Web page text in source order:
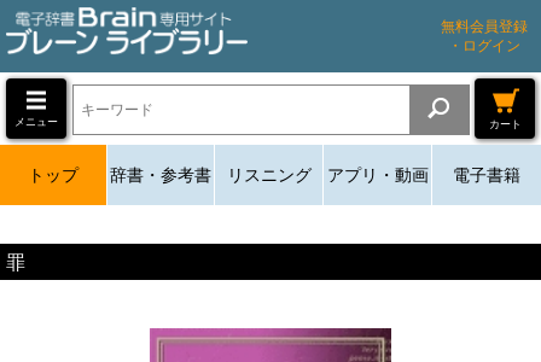
無料会員登録
・ログイン
メニュー カート
トップ 辞書・参考書 リスニング アプリ・動画 電子書籍
罪